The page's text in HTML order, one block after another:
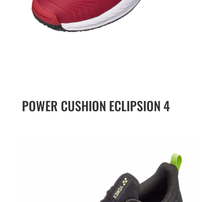
POWER CUSHION ECLIPSION 4